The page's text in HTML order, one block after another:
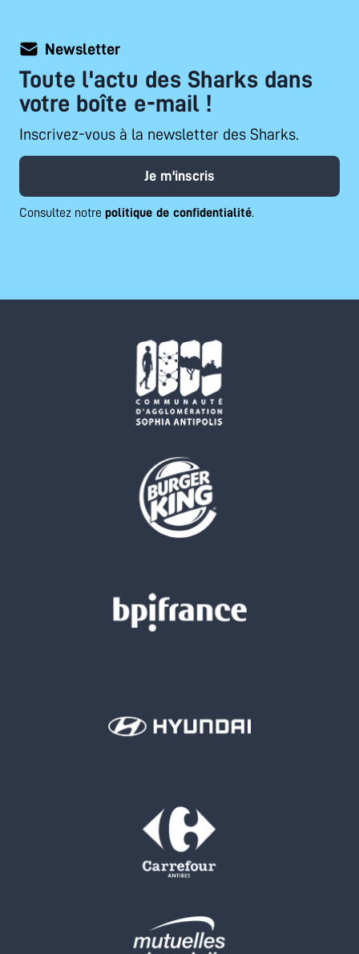
Newsletter
Toute l'actu des Sharks dans
votre boîte e-mail !
Inscrivez-vous à la newsletter des Sharks.
Je m'inscris
Consultez notre politique de confidentialité.